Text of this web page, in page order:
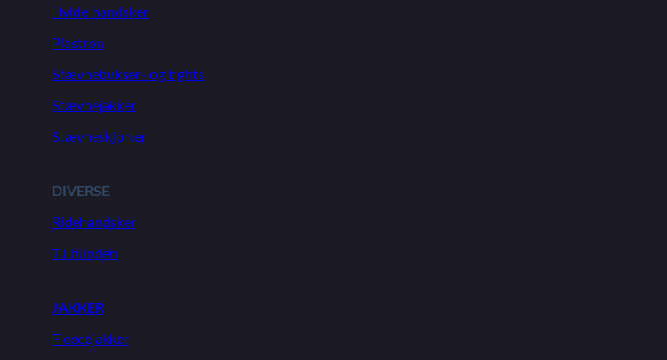
Hvide handsker
Plastron
Stævnebukser- og tights
Stævnejakker
Stævneskjorter
DIVERSE
Ridehandsker
Til hunden
JAKKER
Fleecejakker